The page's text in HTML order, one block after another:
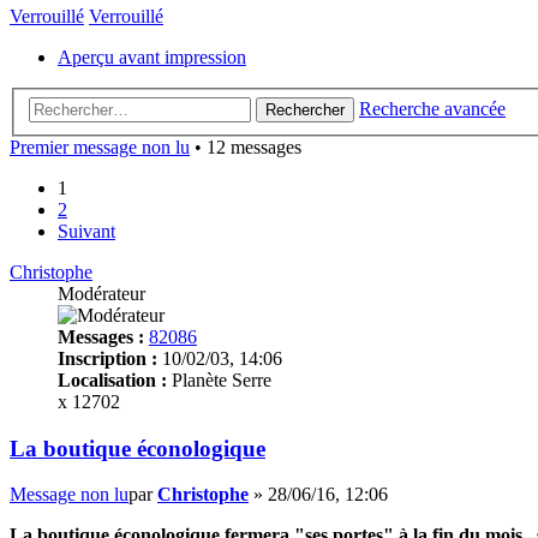
Verrouillé Verrouillé
Aperçu avant impression
Rechercher
Recherche avancée
Premier message non lu • 12 messages
1
2
Suivant
Christophe
Modérateur
Messages : 82086
Inscription : 10/02/03, 14:06
Localisation : Planète Serre
x 12702
La boutique éconologique
Message non luparChristophe » 28/06/16, 12:06